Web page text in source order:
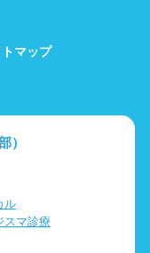
マップ
）
ル
スマ診療